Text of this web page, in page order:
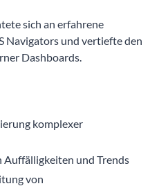
sich an erfahrene
Navigators und vertiefte den
Dashboards.
komplexer
Auffälligkeiten und Trends
von